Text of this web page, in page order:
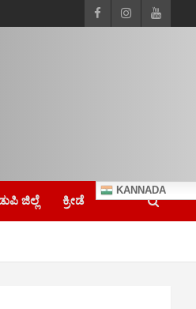
ಜಿಲ್ಲೆ ಕ್ರೀಡೆ
KANNADA